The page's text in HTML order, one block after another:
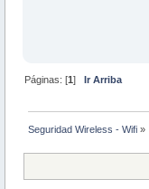
Páginas: [1] Ir Arriba
Seguridad Wireless - Wifi »